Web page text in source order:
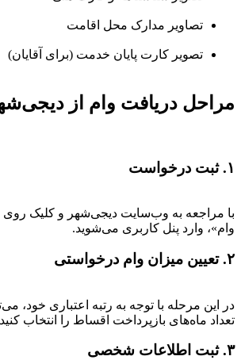
تصاویر مدارک محل اقامت
تصویر کارت پایان خدمت (برای آقایان)
مراحل دریافت وام از دیجی‌شهر در
۱. ثبت درخواست
با مراجعه به وب‌سایت دیجی‌شهر و کلیک روی
وام»، وارد پنل کاربری می‌شوید.
۲. تعیین میزان وام درخواستی
در این مرحله با توجه به رتبه اعتباری خود،
تعداد ماه‌های بازپرداخت اقساط را انتخاب
۳. ثبت اطلاعات شخصی